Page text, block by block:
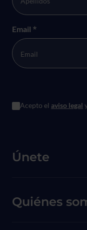
Email *
Acepto el aviso legal
Menú principal de Pie
Únete
Quiénes